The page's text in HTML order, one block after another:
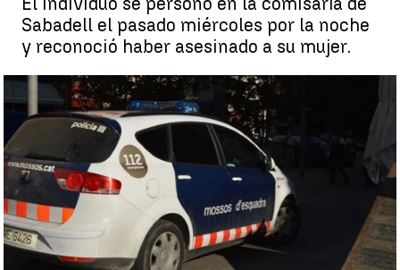
Sabadell el pasado miércoles por la noche
y reconoció haber asesinado a su mujer.
Detenido el presunto autor del asesinato de su pareja en
Mossos
Antena 3 Noticias
Actualizado:
22 de julio de 2021, 09:37
Publicado:22 de julio de 2021, 09:36